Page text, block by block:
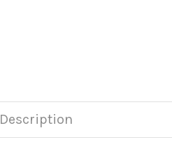
Description